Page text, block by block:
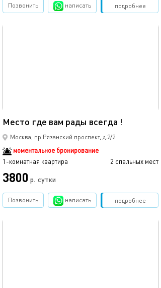
подробнее
Позвонить написать Забронировать
Место где вам рады всегда !
Москва, пр.Рязанский проспект, д.2/2
моментальное бронирование
1-комнатная квартира
2 спальных мест
3800 р. сутки
подробнее
Позвонить написать Забронировать